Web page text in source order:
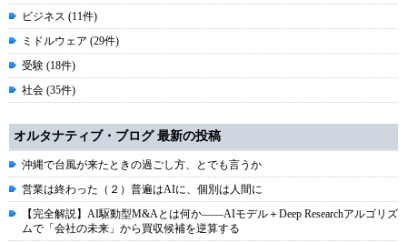
ビジネス (11件)
ミドルウェア (29件)
受験 (18件)
社会 (35件)
オルタナティブ・ブログ 最新の投稿
沖縄で台風が来たときの過ごし方、とでも言うか
営業は終わった（２）普遍はAIに、個別は人間に
【完全解説】AI駆動型M&Aとは何か――AIモデル＋Deep Researchアルゴリズ
ムで「会社の未来」から買収候補を逆算する